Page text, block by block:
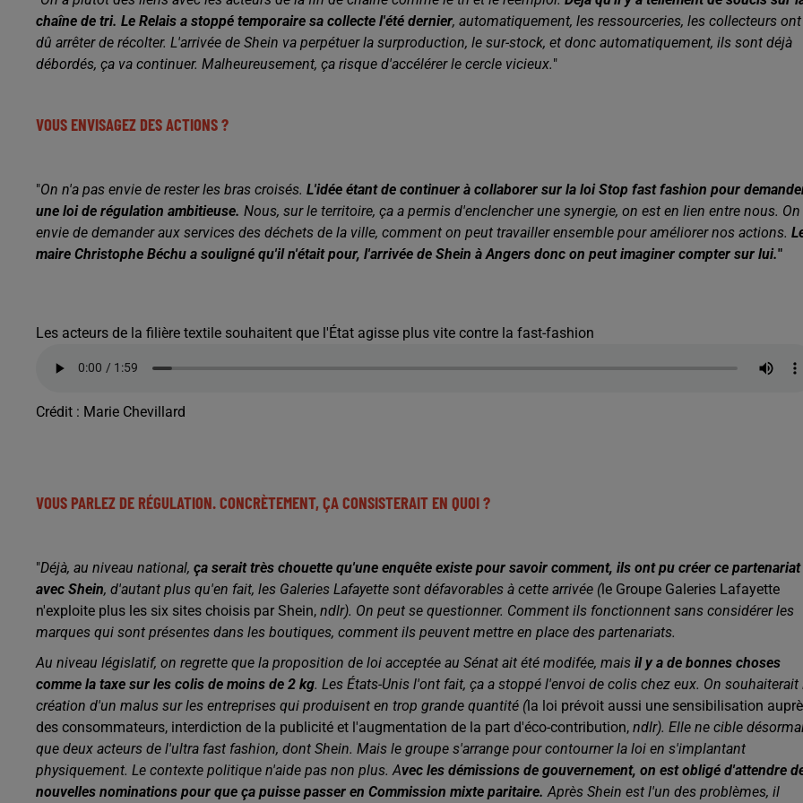
chaîne de tri. Le Relais a stoppé temporaire sa collecte l'été dernier, automatiquement, les ressourceries, les collecteurs ont
dû arrêter de récolter. L'arrivée de Shein va perpétuerla surproduction, le sur-stock, et donc automatiquement, ils sont déjà
débordés, ça va continuer. Malheureusement, ça risque d'accélérerle cercle vicieux."
VOUS ENVISAGEZ DES ACTIONS ?
"On n'a pas envie de rester les bras croisés. L'idée étant de continuer à collaborer sur la loi Stop fast fashion pour
une loi de régulation ambitieuse. Nous, sur le territoire, ça a permis d'enclencher une synergie, on est en lien entre nous. On
envie de demander aux services des déchets de la ville, comment on peut travailler ensemble pour améliorer nos actions.
maire Christophe Béchu a souligné qu'il n'était pour, l'arrivée de Shein à Angers donc on peut imaginer compter sur lui."
Les acteurs de la filière textile souhaitent que l'État agisse plus vite contre la fast-fashion
Crédit : Marie Chevillard
VOUS PARLEZ DE RÉGULATION. CONCRÈTEMENT, ÇA CONSISTERAIT EN QUOI ?
"Déjà, au niveau national, ça serait très chouette qu'une enquête existe pour savoir comment, ils ont pu créer ce partenariat
avec Shein, d'autant plus qu'en fait, les Galeries Lafayette sont défavorables à cette arrivée (le Groupe Galeries Lafayette
n'exploite plus les six sites choisis par Shein, ndlr). On peut se questionner. Comment ils fonctionnent sans considérer les
marques qui sont présentes dans les boutiques, comment ils peuvent mettre en place des partenariats.
Au niveau législatif, on regrette que la proposition de loi acceptée au Sénat ait été modifée, mais il y a de bonnes choses
comme la taxe sur les colis de moins de 2 kg. Les États-Unis l'ont fait, ça a stoppé l'envoi de colis chez eux. On souhaiterait
création d'un malus sur les entreprises qui produisent en trop grande quantité (la loi prévoit aussi une sensibilisation
des consommateurs, interdiction de la publicité et l'augmentation de la part d'éco-contribution, ndlr). Elle ne cible
que deux acteurs de l'ultra fast fashion, dont Shein. Mais le groupe s'arrange pour contourner la loi en s'implantant
physiquement. Le contexte politique n'aide pas non plus. Avec les démissions de gouvernement, on est obligé d'attendre
nouvelles nominations pour que ça puisse passer en Commission mixte paritaire. Après Shein est l'un des problèmes, il